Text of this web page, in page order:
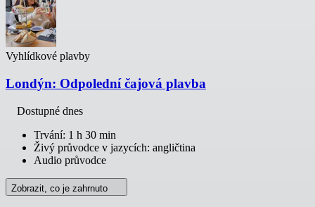
Vyhlídkové plavby
Londýn: Odpolední čajová plavba
Dostupné dnes
Trvání: 1 h 30 min
Živý průvodce v jazycích: angličtina
Audio průvodce
Zobrazit, co je zahrnuto